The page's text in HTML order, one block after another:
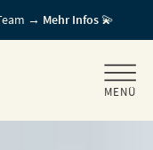
+
→ Mehr Infos💫
MENÜ